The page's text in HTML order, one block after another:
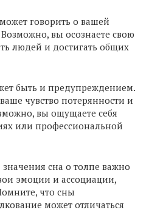
говорить о вашей
вы осознаете свою
людей и достигать общих
быть и предупреждением.
чувство потерянности и
вы ощущаете себя
или профессиональной
сна о толпе важно
эмоции и ассоциации,
что сны
может отличаться